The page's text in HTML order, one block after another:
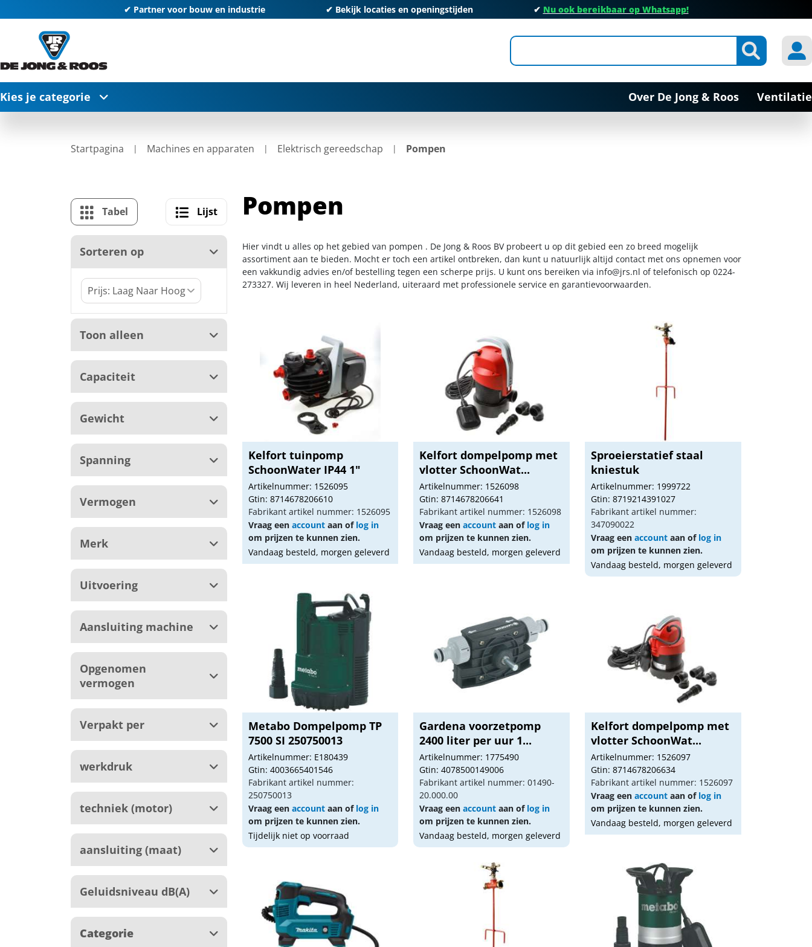
✔ Partner voor bouw en industrie ✔ Bekijk locaties en openingstijden ✔ Nu ook bereikbaar op Whatsapp!
Kies je categorie Over De Jong & Roos Ventilatie
Startpagina Machines en apparaten Elektrisch gereedschap Pompen
Tabel Lijst
Sorteren op
Toon alleen
Capaciteit
Gewicht
Spanning
Vermogen
Merk
Uitvoering
Aansluiting machine
Opgenomen
vermogen
Verpakt per
werkdruk
techniek (motor)
aansluiting (maat)
Geluidsniveau dB(A)
Categorie
Pompen
Hier vindt u alles op het gebied van pompen . De Jong & Roos BV probeert u op dit gebied een zo breed mogelijk
assortiment aan te bieden. Mocht er toch een artikel ontbreken, dan kunt u natuurlijk altijd contact met ons opnemen voor
een vakkundig advies en/of bestelling tegen een scherpe prijs. U kunt ons bereiken via info@jrs.nl of telefonisch op 0224-
273327. Wij leveren in heel Nederland, uiteraard met professionele service en garantievoorwaarden.
Kelfort tuinpomp
SchoonWater IP44 1"
Artikelnummer: 1526095
Gtin: 8714678206610
Fabrikant artikel nummer: 1526095
Vraag een accountaan of log in
om prijzen te kunnen zien.
Vandaag besteld, morgen geleverd
Kelfort dompelpomp met
vlotter SchoonWat...
Artikelnummer: 1526098
Gtin: 8714678206641
Fabrikant artikel nummer: 1526098
Vraag eenaccount aan of log in
om prijzen te kunnen zien.
Vandaag besteld, morgen geleverd
Sproeierstatief staal
kniestuk
Artikelnummer: 1999722
Gtin: 8719214391027
Fabrikant artikel nummer:
347090022
Vraag eenaccount aan of log in
om prijzen te kunnen zien.
Vandaag besteld, morgen geleverd
Metabo Dompelpomp TP
7500 SI 250750013
Artikelnummer: E180439
Gtin: 4003665401546
Fabrikant artikel nummer:
250750013
Vraag een accountaan of log in
om prijzen te kunnen zien.
Tijdelijk niet op voorraad
Gardena voorzetpomp
2400 liter per uur 1...
Artikelnummer: 1775490
Gtin: 4078500149006
Fabrikant artikel nummer: 01490-
20.000.00
Vraag eenaccount aan of log in
om prijzen te kunnen zien.
Vandaag besteld, morgen geleverd
Kelfort dompelpomp met
vlotter SchoonWat...
Artikelnummer: 1526097
Gtin: 8714678206634
Fabrikant artikel nummer: 1526097
Vraag eenaccount aan of log in
om prijzen te kunnen zien.
Vandaag besteld, morgen geleverd